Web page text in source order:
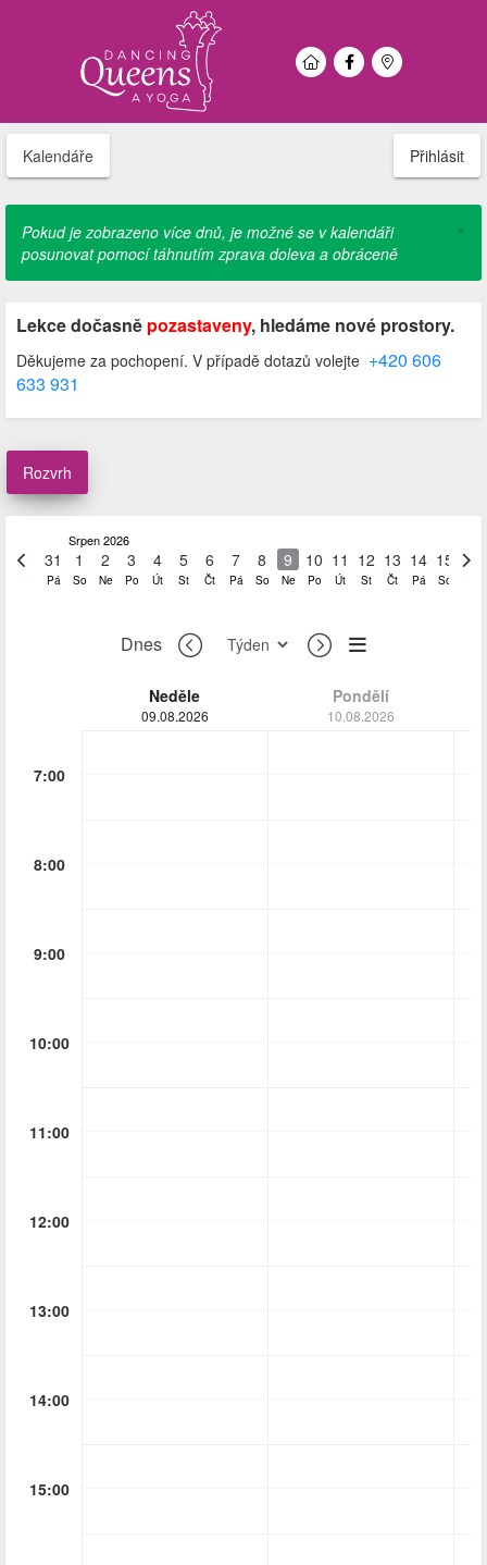
Kalendáře Přihlásit
×
Pokud je zobrazeno více dnů, je možné se v kalendáři
posunovat pomocí táhnutím zprava doleva a obráceně
Rozvrh
Lekce dočasně pozastaveny, hledáme nové prostory.
Děkujeme za pochopení. V případě dotazů volejte +420 606
633 931
30 31
Pá
1
So
Srpen 2026
2
Ne
3
Po
4
Út
5
St
6
Čt
7
Pá
8
So
9
Ne
10
Po
11
Út
12
St
13
Čt
14
Pá
15
So
16
Dnes
Neděle
09.08.2026
Pondělí
10.08.2026
7:00
8:00
9:00
10:00
11:00
12:00
13:00
14:00
15:00